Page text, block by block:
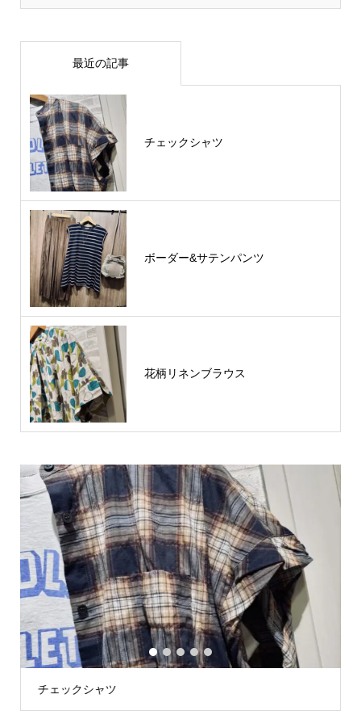
最近の記事
チェックシャツ
ボーダー&サテンパンツ
花柄リネンブラウス
チェックシャツ
1 2 3 4 5